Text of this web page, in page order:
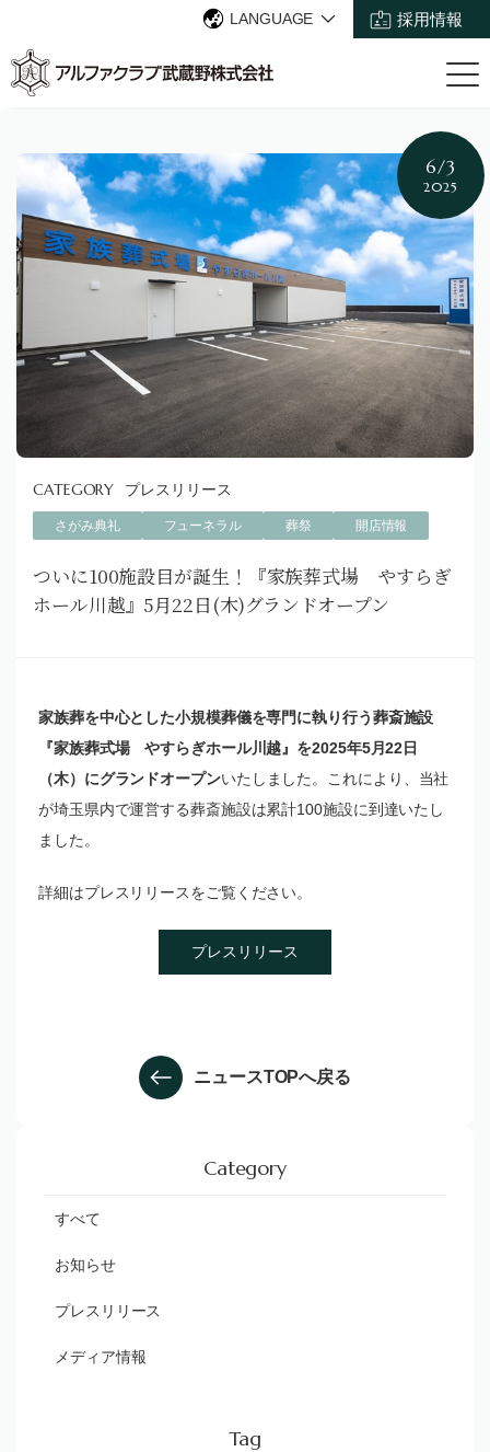
LANGUAGE 採用情報
6/3
2025
プレスリリース
さがみ典礼 フューネラル 葬祭 開店情報
ついに100施設目が誕生！『家族葬式場 やすらぎ
ホール川越』5月22日(木)グランドオープン
家族葬を中心とした小規模葬儀を専門に執り行う葬斎施設
『家族葬式場 やすらぎホール川越』を2025年5月22日
（木）にグランドオープンいたしました。これにより、当社
が埼玉県内で運営する葬斎施設は累計100施設に到達いたし
ました。
詳細はプレスリリースをご覧ください。
プレスリリース
ニュースTOPへ戻る
Category
すべて
お知らせ
プレスリリース
メディア情報
Tag